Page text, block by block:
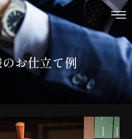
お仕立て例